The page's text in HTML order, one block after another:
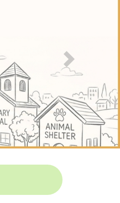
Next